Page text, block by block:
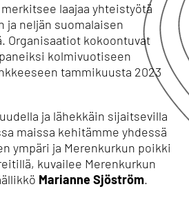
laajaa yhteistyötä
ja neljän suomalaisen
Organisaatiot kokoontuvat
kolmivuotiseen
tammikuusta 2023
ja lähekkäin sijaitsevilla
maissa kehitämme yhdessä
ympäri ja Merenkurkun poikki
kuvailee Merenkurkun
Marianne Sjöström.